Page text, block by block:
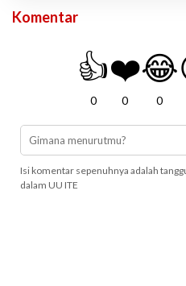
Komentar
👍
0
❤️
0
😂
0
Isi komentar sepenuhnya adalah
dalam UU ITE